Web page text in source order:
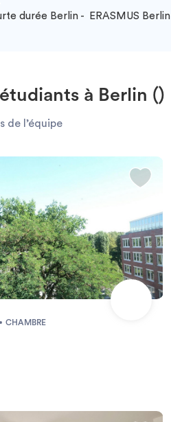
durée Berlin - ERASMUS
à Berlin ()
de l’équipe
CHAMBRE